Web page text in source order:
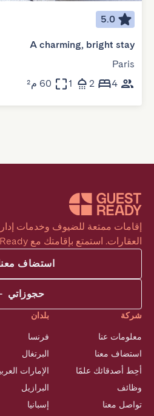
5.0
A charming, bright stay
Paris
4
2
1 60 م²
العقارات. استمتع بإقامتك مع GuestReady.
استضاف
حجوزاتي
شركة
معلومات عنا
استضاف معنا
أحِط أصدقائك علمًا
وظائف
تواصل معنا
بلدان
فرنسا
البرتغال
الإمارات
البرازيل
إسبانيا